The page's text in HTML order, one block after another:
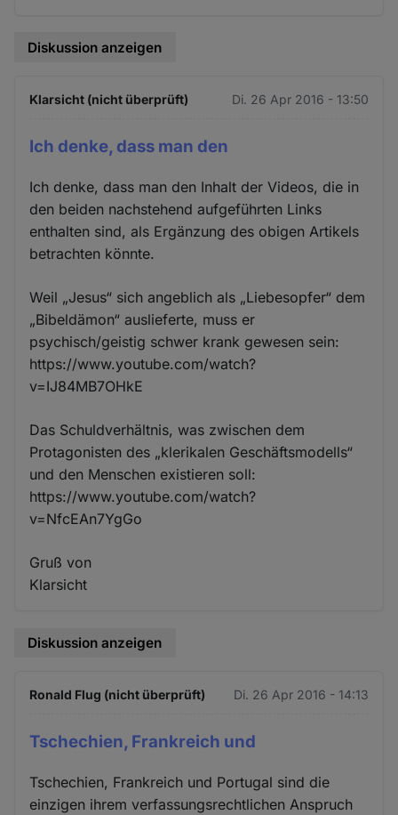
Diskussion anzeigen
Klarsicht (nicht überprüft) Di. 26 Apr 2016 - 13:50
Ich denke, dass man den
Ich denke, dass man den Inhalt der Videos, die in
den beiden nachstehend aufgeführten Links
enthalten sind, als Ergänzung des obigen Artikels
betrachten könnte.
Weil „Jesus“ sich angeblich als „Liebesopfer“ dem
„Bibeldämon“ auslieferte, muss er
psychisch/geistig schwer krank gewesen sein:
https://www.youtube.com/watch?
v=IJ84MB7OHkE
Das Schuldverhältnis, was zwischen dem
Protagonisten des „klerikalen Geschäftsmodells“
und den Menschen existieren soll:
https://www.youtube.com/watch?
v=NfcEAn7YgGo
Gruß von
Klarsicht
Diskussion anzeigen
Ronald Flug (nicht überprüft) Di. 26 Apr 2016 - 14:13
Tschechien, Frankreich und
Tschechien, Frankreich und Portugal sind die
einzigen ihrem verfassungsrechtlichen Anspruch